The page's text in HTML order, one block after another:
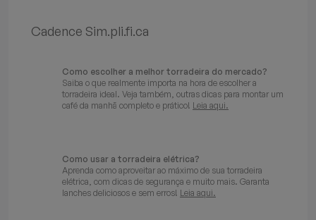
Cadence Sim.pli.fi.ca
Como escolher a melhor torradeira do mercado?
Saiba o que realmente importa na hora de escolher a
torradeira ideal. Veja também, outras dicas para montar um
café da manhã completo e prático! Leia aqui.
Como usar a torradeira elétrica?
Aprenda como aproveitar ao máximo de sua torradeira
elétrica, com dicas de segurança e muito mais. Garanta
lanches deliciosos e sem erros! Leia aqui.